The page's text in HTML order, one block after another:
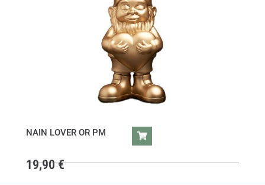
NAIN LOVER OR PM
19,90€